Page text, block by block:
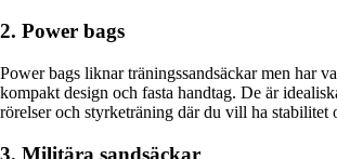
2. Power bags
Power bags liknar träningssandsäckar men har
kompakt design och fasta handtag. De är
rörelser och styrketräning där du vill ha stabilitet
3. Militära sandsäckar